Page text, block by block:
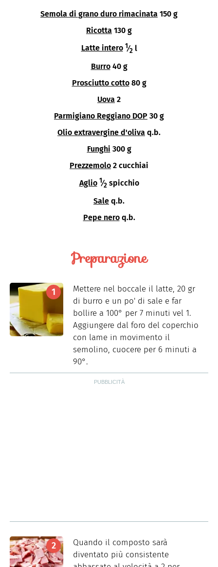
Semola di grano duro rimacinata 150 g
Ricotta 130 g
Latte intero 1⁄2l
Burro 40 g
Prosciutto cotto 80 g
Uova 2
Parmigiano Reggiano DOP 30 g
Olio extravergine d'oliva q.b.
Funghi 300 g
Prezzemolo 2 cucchiai
Aglio 1⁄2spicchio
Sale q.b.
Pepe nero q.b.
Preparazione
Mettere nel boccale il latte, 20 gr
di burro e un po' di sale e far
bollire a 100° per 7 minuti vel 1.
Aggiungere dal foro del coperchio
con lame in movimento il
semolino, cuocere per 6 minuti a
90°.
Quando il composto sarà
diventato più consistente